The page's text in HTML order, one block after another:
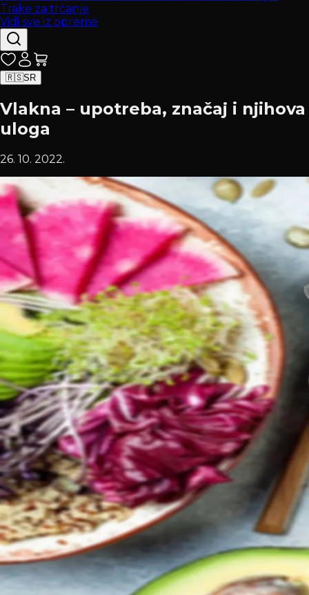
Trake za trčanje
Vidi sve iz opreme
🇷🇸SR
Vlakna – upotreba, značaj i njihova
uloga
26. 10. 2022.